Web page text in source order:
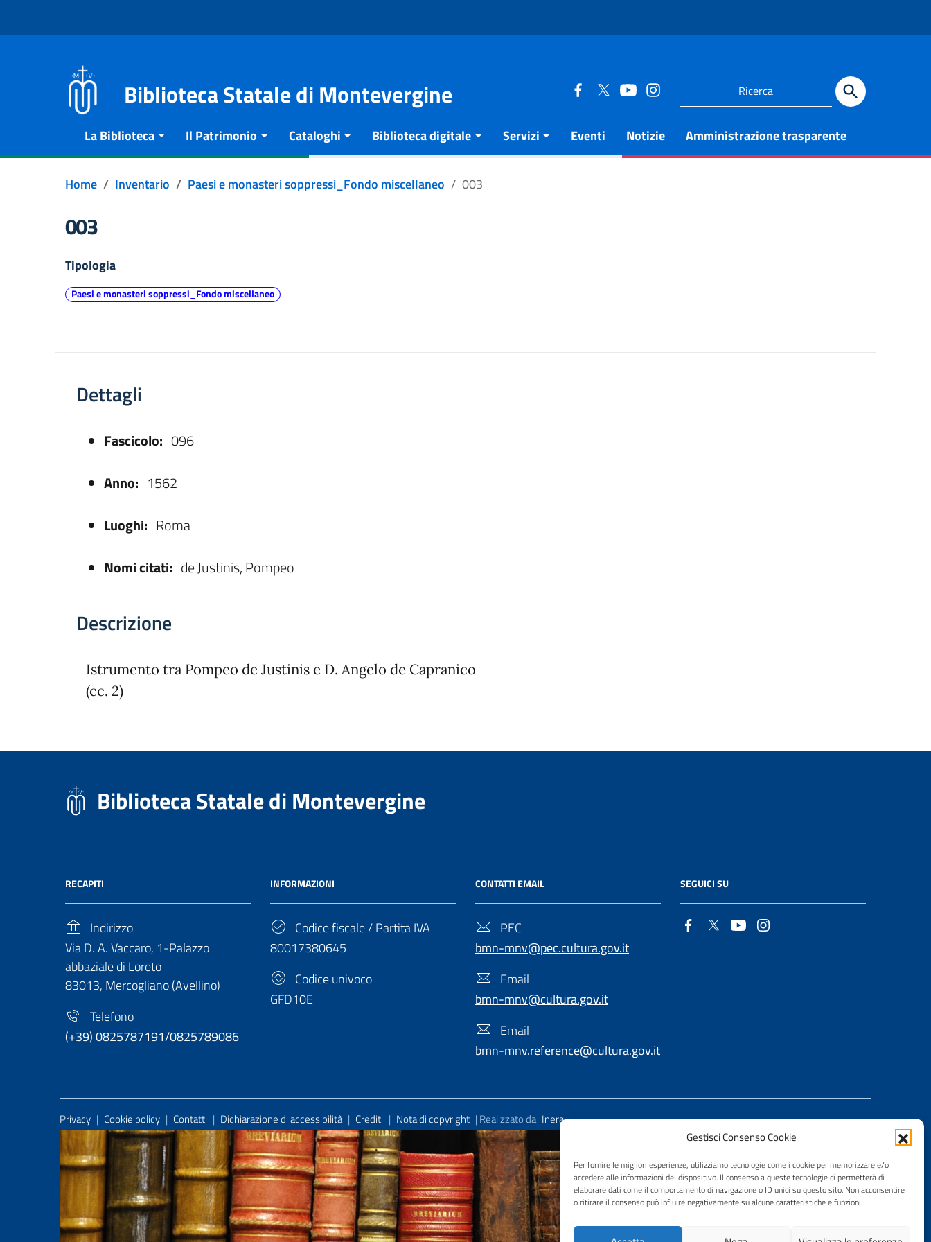
Gestisci Consenso Cookie
Per fornire le migliori esperienze, utilizziamo tecnologie come i cookie per memorizzare e/o
accedere alle informazioni del dispositivo. Il consenso a queste tecnologie ci permetterà di
elaborare dati come il comportamento di navigazione o ID unici su questo sito. Non acconsentire
o ritirare il consenso può influire negativamente su alcune caratteristiche e funzioni.
Biblioteca Statale di Montevergine
La Biblioteca Il Patrimonio Cataloghi Biblioteca digitale Servizi Eventi Notizie Amministrazione trasparente
Home Inventario Paesi e monasteri soppressi_Fondo miscellaneo 003
003
Tipologia
Paesi e monasteri soppressi_Fondo miscellaneo
Dettagli
Fascicolo: 096
Anno: 1562
Luoghi: Roma
Nomi citati: de Justinis, Pompeo
Descrizione
Istrumento tra Pompeo de Justinis e D. Angelo de Capranico
(cc. 2)
Biblioteca Statale di Montevergine
RECAPITI
Indirizzo
Via D. A. Vaccaro, 1-Palazzo
abbaziale di Loreto
83013, Mercogliano (Avellino)
Telefono
(+39) 0825787191/0825789086
INFORMAZIONI
Codice fiscale / Partita IVA
80017380645
Codice univoco
GFD10E
CONTATTI EMAIL
PEC
bmn-mnv@pec.cultura.gov.it
Email
bmn-mnv@cultura.gov.it
Email
bmn-mnv.reference@cultura.gov.it
SEGUICI SU
Useful Links Section
Privacy | Cookie policy | Contatti | Dichiarazione di accessibilità | Crediti | Nota di copyright | Realizzato da Inera